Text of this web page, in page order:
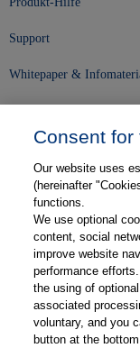
Support
Whitepaper &
Karriere
Kontakt
Web-Semniare
Anwenderberichte
Partner
Consent
Our website uses
(hereinafter
functions.
We use optional
content, social
improve website
performance
the using of
associated
voluntary, and you
button at the